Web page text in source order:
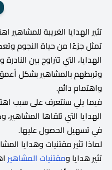
تثير الهدايا الغريبة
تمثل جزءًا من حياة النجوم
الهدايا، التي تتراوح بين
وتربطهم بالمشاهير بشكل
واهتمام دائم.
فيما يلي سنتعرف على سبب
الهدايا التي تلقاها
في تسهيل الحصول عليها.
لماذا تثير مقتنيات وهدايا
تثير هدايا ومقتنيات المشاهير